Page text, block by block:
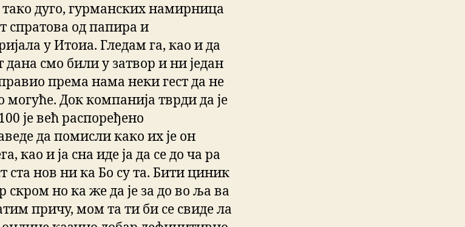
дуго, гурманских намирница
спратова од папира и
у Итоиа. Гледам га, као и да
дана смо били у затвор и ни један
према нама неки гест да не
могуће. Док компанија тврди да је
је већ распоређено
да помисли како их је он
као и ја сна иде ја да се до ча ра
ста нов ни ка Бо су та. Бити циник
скром но ка же да је за до во ља ва
причу, мом та ти би се свиде ла